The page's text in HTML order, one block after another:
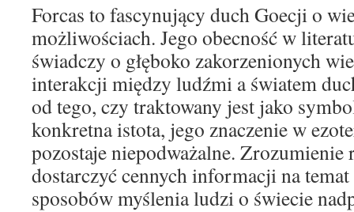
Forcas to fascynujący duch Goecji o
możliwościach. Jego obecność w
świadczy o głęboko zakorzenionych
interakcji między ludźmi a światem
od tego, czy traktowany jest jako
konkretna istota, jego znaczenie w
pozostaje niepodważalne. Zrozumienie
dostarczyć cennych informacji na
sposobów myślenia ludzi o świecie